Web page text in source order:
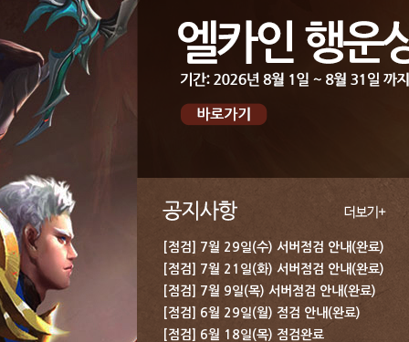
[점검] 7월 29일(수) 서버점검 안내(완료)
[점검] 7월 21일(화) 서버점검 안내(완료)
[점검] 7월 9일(목) 서버점검 안내(완료)
[점검] 6월 29일(월) 점검 안내(완료)
[점검] 6월 18일(목) 점검완료